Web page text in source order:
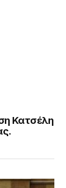
Κατσέλη